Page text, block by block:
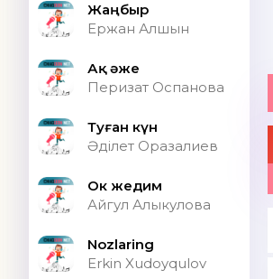
Жаңбыр
Ержан Алшын
Ақ әже
Перизат Оспанова
Туған күн
Әділет Оразалиев
Ок жедим
Айгул Алыкулова
Nozlaring
Erkin Xudoyqulov